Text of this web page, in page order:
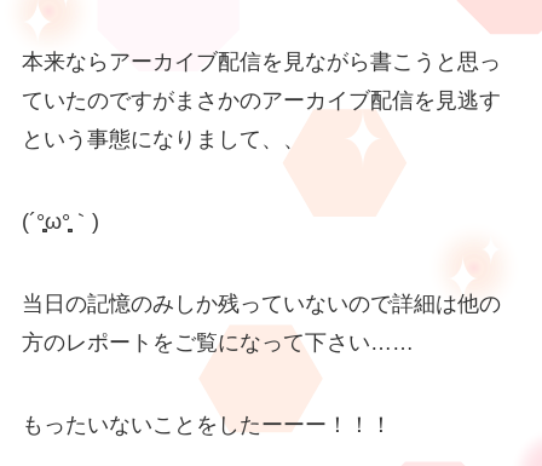
本来ならアーカイブ配信を見ながら書こうと思っ
ていたのですがまさかのアーカイブ配信を見逃す
という事態になりまして、、
(´°̥̥̥̥̥̥̥̥ω°̥̥̥̥̥̥̥̥｀)
当日の記憶のみしか残っていないので詳細は他の
方のレポートをご覧になって下さい……
もったいないことをしたーーー！！！